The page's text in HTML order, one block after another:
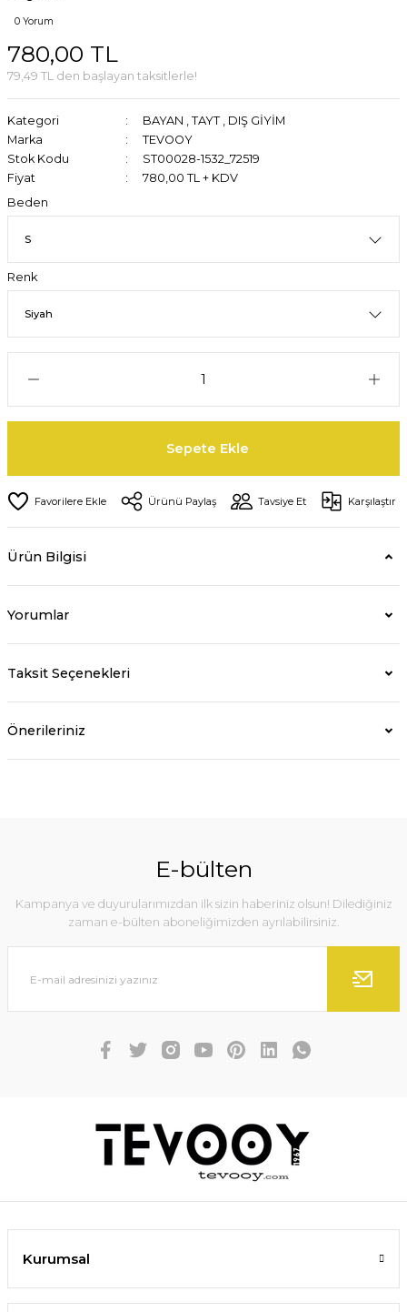
0 Yorum
780,00 TL
79,49 TL den başlayan taksitlerle!
Kategori BAYAN , TAYT , DIŞ GİYİM
Marka
TEVOOY
Stok Kodu
ST00028-1532_72519
Fiyat
780,00 TL + KDV
Beden
Renk
Sepete Ekle
Ürünü Paylaş Tavsiye Et Karşılaştır
Ürün Bilgisi
Yorumlar
Taksit Seçenekleri
Önerileriniz
E-bülten
Kampanya ve duyurularımızdan ilk sizin haberiniz olsun! Dilediğiniz
zaman e-bülten aboneliğimizden ayrılabilirsiniz.
Kurumsal